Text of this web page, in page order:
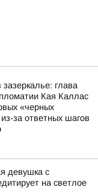
глава
Кая Каллас
«черных
за ответных шагов
девушка с
на светлое